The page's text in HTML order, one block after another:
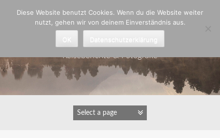
Astrid Padberg
Reiseberichte & Fotografie
Diese Website benutzt Cookies. Wenn du die Website weiter
nutzt, gehen wir von deinem Einverständnis aus.